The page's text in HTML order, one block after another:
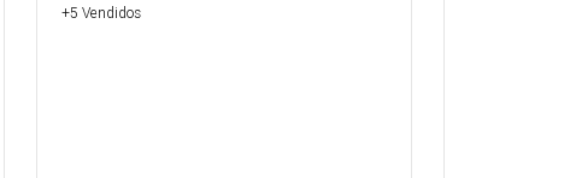
+5 Vendidos